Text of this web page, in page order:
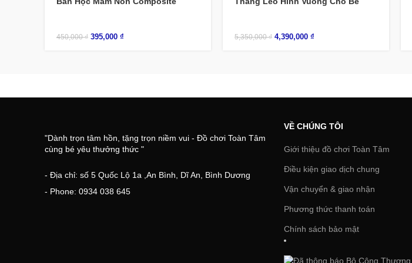
450,000₫ 395,000 ₫ 5,350,000₫ 4,390,000 ₫
"Dành trọn tâm hồn, tặng trọn niềm vui - Đồ chơi Toàn Tâm
cùng bé yêu thưởng thức "
- Địa chỉ: số 5 Quốc Lộ 1a ,An Bình, Dĩ An, Bình Dương
- Phone: 0934 038 645
VỀ CHÚNG TÔI
Giới thiệu đồ chơi Toàn Tâm
Điều kiện giao dịch chung
Vận chuyển & giao nhận
Phương thức thanh toán
Chính sách bảo mật